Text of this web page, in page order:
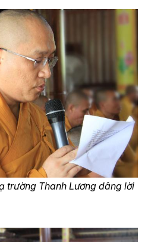
trường Thanh Lương dâng lời